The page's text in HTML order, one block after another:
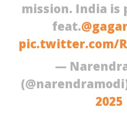
mission. India is
feat.
pic.twitter.com/
—
2025